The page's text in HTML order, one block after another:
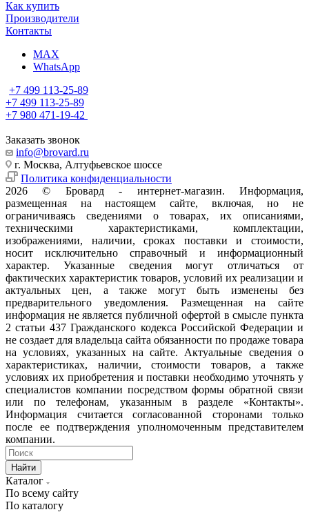
Как купить
Производители
Контакты
MAX
WhatsApp
+7 499 113-25-89
+7 499 113-25-89
+7 980 471-19-42
Заказать звонок
info@brovard.ru
г. Москва, Алтуфьевское шоссе
Политика конфиденциальности
2026 © Бровард - интернет-магазин. Информация,
размещенная на настоящем сайте, включая, но не
ограничиваясь сведениями о товарах, их описаниями,
техническими характеристиками, комплектации,
изображениями, наличии, сроках поставки и стоимости,
носит исключительно справочный и информационный
характер. Указанные сведения могут отличаться от
фактических характеристик товаров, условий их реализации и
актуальных цен, а также могут быть изменены без
предварительного уведомления. Размещенная на сайте
информация не является публичной офертой в смысле пункта
2 статьи 437 Гражданского кодекса Российской Федерации и
не создает для владельца сайта обязанности по продаже товара
на условиях, указанных на сайте. Актуальные сведения о
характеристиках, наличии, стоимости товаров, а также
условиях их приобретения и поставки необходимо уточнять у
специалистов компании посредством формы обратной связи
или по телефонам, указанным в разделе «Контакты».
Информация считается согласованной сторонами только
после ее подтверждения уполномоченным представителем
компании.
Найти
Каталог
По всему сайту
По каталогу